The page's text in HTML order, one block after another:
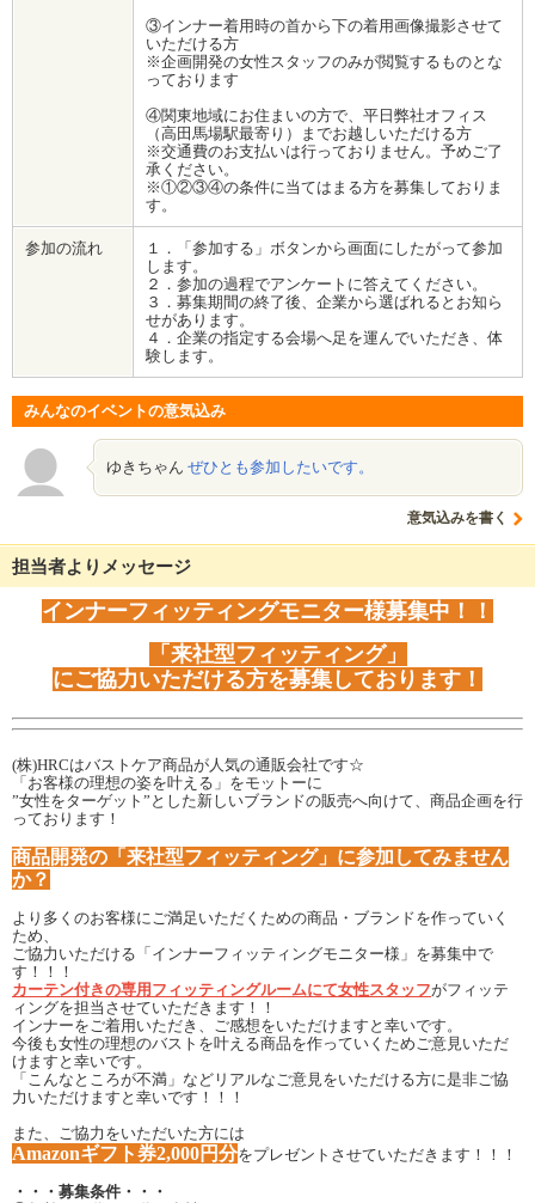
③インナー着用時の首から下の着用画像撮影させて
いただける方
※企画開発の女性スタッフのみが閲覧するものとな
っております
④関東地域にお住まいの方で、平日弊社オフィス
（高田馬場駅最寄り）までお越しいただける方
※交通費のお支払いは行っておりません。予めご了
承ください。
※①②③④の条件に当てはまる方を募集しておりま
す。
参加の流れ
１．「参加する」ボタンから画面にしたがって参加
します。
２．参加の過程でアンケートに答えてください。
３．募集期間の終了後、企業から選ばれるとお知ら
せがあります。
４．企業の指定する会場へ足を運んでいただき、体
験します。
みんなのイベントの意気込み
ゆきちゃん ぜひとも参加したいです。
意気込みを書く
担当者よりメッセージ
インナーフィッティングモニター様募集中！！
「来社型フィッティング」
にご協力いただける方を募集しております！
(株)HRCはバストケア商品が人気の通販会社です☆
「お客様の理想の姿を叶える」をモットーに
”女性をターゲット”とした新しいブランドの販売へ向けて、商品企画を行
っております！
商品開発の「来社型フィッティング」に参加してみません
か？
より多くのお客様にご満足いただくための商品・ブランドを作っていく
ため、
ご協力いただける「インナーフィッティングモニター様」を募集中で
す！！！
カーテン付きの専用フィッティングルームにて女性スタッフがフィッテ
ィングを担当させていただきます！！
インナーをご着用いただき、ご感想をいただけますと幸いです。
今後も女性の理想のバストを叶える商品を作っていくためご意見いただ
けますと幸いです。
「こんなところが不満」などリアルなご意見をいただける方に是非ご協
力いただけますと幸いです！！！
また、ご協力をいただいた方には
Amazonギフト券2,000円分をプレゼントさせていただきます！！！
・・・募集条件・・・